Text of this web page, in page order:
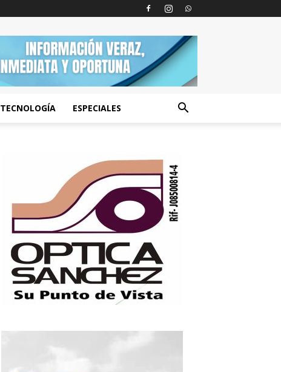
TECNOLOGÍA ESPECIALES